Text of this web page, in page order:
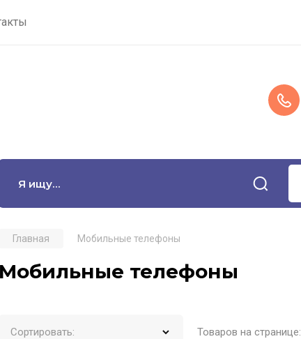
Главная Мобильные телефоны
Мобильные телефоны
Сортировать: Товаров на странице: